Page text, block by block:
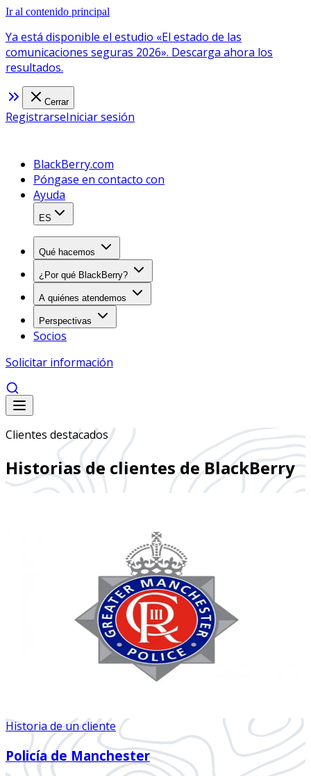
Ir al contenido principal
Ya está disponible el estudio «El estado de las
comunicaciones seguras 2026». Descarga ahora los
resultados.
Cerrar
RegistrarseIniciar sesión
BlackBerry.com
Póngase en contacto con
Ayuda
ES
Qué hacemos
¿Por qué BlackBerry?
A quiénes atendemos
Perspectivas
Socios
Solicitar información
Clientes destacados
Historias de clientes de BlackBerry
Historia de un cliente
Policía de Manchester